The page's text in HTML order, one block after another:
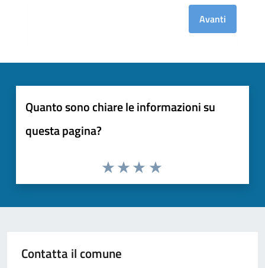
Avanti
Quanto sono chiare le informazioni su
questa pagina?
Contatta il comune